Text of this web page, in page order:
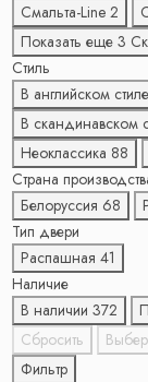
Смальта-Line 2
Показать еще 3
Стиль
В английском стиле
В скандинавском
Неоклассика 88
Страна
Белоруссия 68
Тип двери
Распашная 41
Наличие
В наличии 372
Сбросить
Фильтр